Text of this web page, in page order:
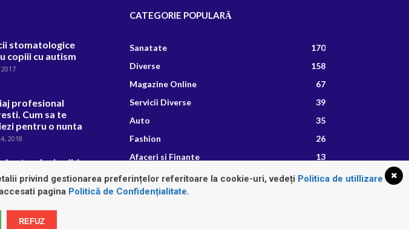
stomatologice
copiii cu autism
profesional
Cum sa te
pentru o nunta
2018
naturale de albire a
29, 2018
CATEGORIE POPULARĂ
Sanatate
170
Diverse
158
Magazine Online
67
Servicii Diverse
39
Auto
35
Fashion
26
Afaceri si Finante
13
Retete Culinare
8
privind gestionarea preferințelor referitoare la cookie-uri, vedeți Politica de utillizare
pagina Politică de Confidențialitate.
REFUZ